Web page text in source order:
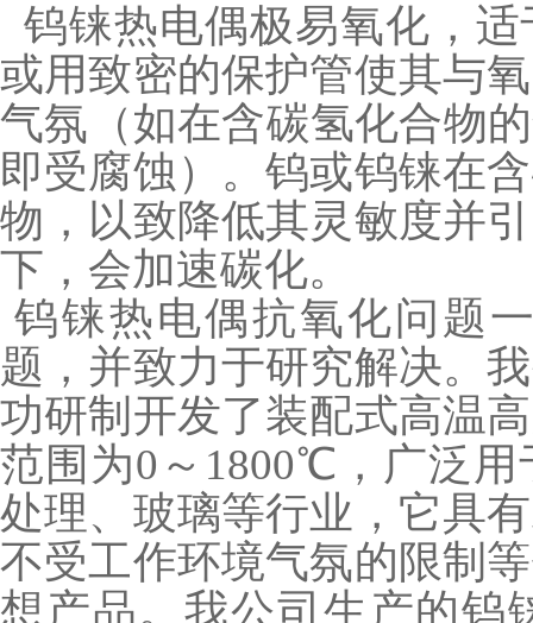
钨铼热电偶极易氧化，
或用致密的保护管使其与
气氛（如在含碳氢化合物
即受腐蚀）。钨或钨铼在
物，以致降低其灵敏度并
下，会加速碳化。
钨铼热电偶抗氧化问题
题，并致力于研究解决。
功研制开发了装配式高温
范围为0～1800℃，广泛
处理、玻璃等行业，它具
不受工作环境气氛的限制
想产品。我公司生产的钨